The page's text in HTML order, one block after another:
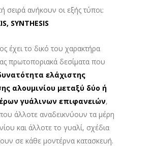
σειρά ανήκουν οι εξής τύποι:
SYNTHESIS
έχει το δικό του χαρακτήρα
πρωτοποριακά δεσίματα που
ελάχιστης
αλουμινίου μεταξύ δύο ή
γυάλινων επιφανειών,
άλλοτε αναδεικνύουν τα μέρη
και άλλοτε το γυαλί, σχέδια
σε κάθε μοντέρνα κατασκευή.